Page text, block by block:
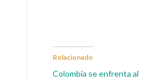
Relacionado
Colombia se enfrenta al